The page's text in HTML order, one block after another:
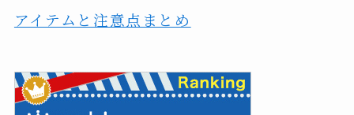
アイテムと注意点まとめ